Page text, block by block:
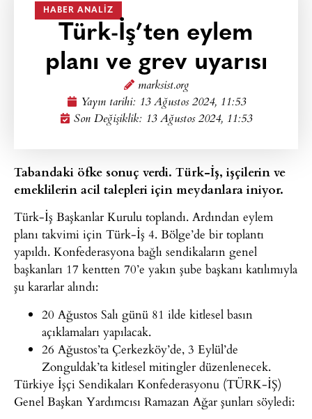
HABER ANALIZ
Türk-İş’ten eylem
planı ve grev uyarısı
marksist.org
Yayın tarihi: 13 Ağustos 2024, 11:53
Son Değişiklik: 13 Ağustos 2024, 11:53
Tabandaki öfke sonuç verdi. Türk-İş, işçilerin ve
emeklilerin acil talepleri için meydanlara iniyor.
Türk-İş Başkanlar Kurulu toplandı. Ardından eylem
planı takvimi için Türk-İş 4. Bölge’de bir toplantı
yapıldı. Konfederasyona bağlı sendikaların genel
başkanları 17 kentten 70’e yakın şube başkanı katılımıyla
şu kararlar alındı:
20 Ağustos Salı günü 81 ilde kitlesel basın
açıklamaları yapılacak.
26 Ağustos’ta Çerkezköy’de, 3 Eylül’de
Zonguldak’ta kitlesel mitingler düzenlenecek.
Türkiye İşçi Sendikaları Konfederasyonu (TÜRK-İŞ)
Genel Başkan Yardımcısı Ramazan Ağar şunları söyledi: